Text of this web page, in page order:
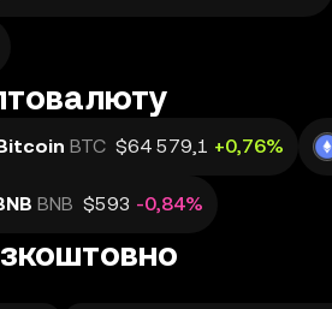
BTC $64 579,1 +0,76%
BNB $593 -0,84%